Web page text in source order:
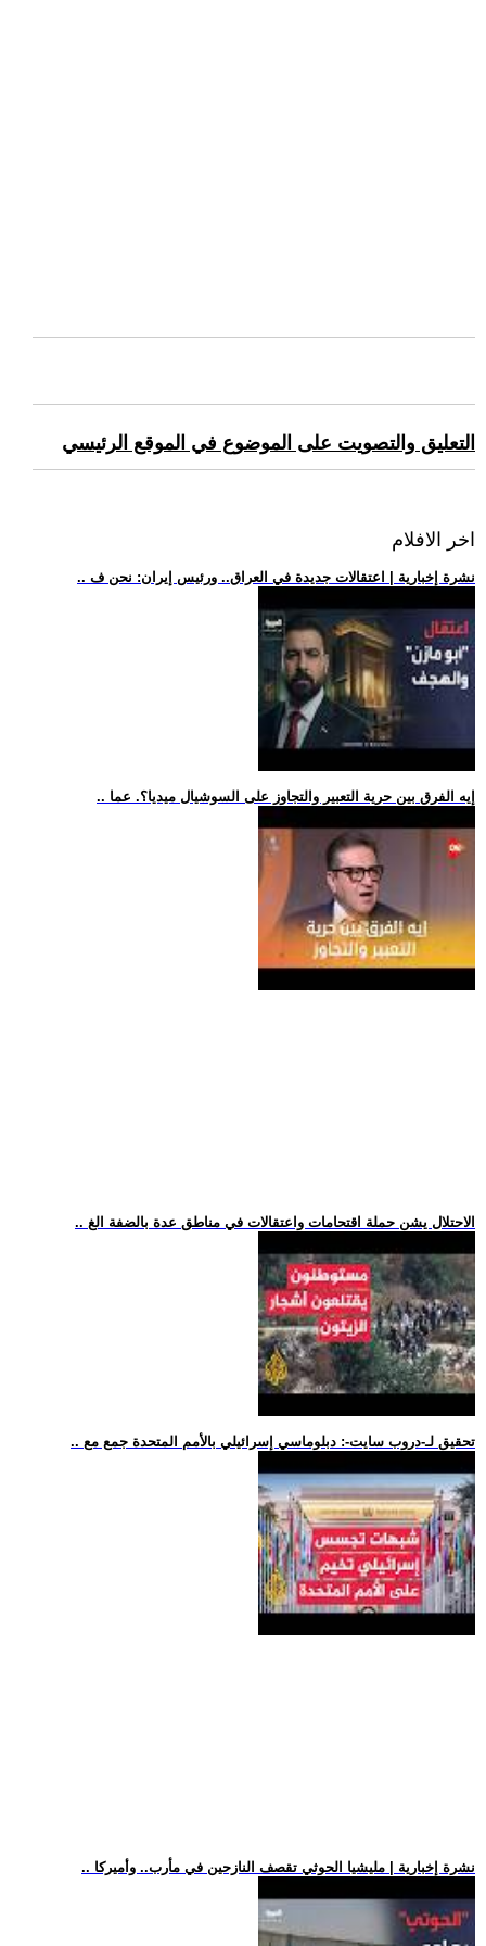
التعليق والتصويت على الموضوع في الموقع الرئيسي
اخر الافلام
.. نشرة إخبارية | اعتقالات جديدة في العراق.. ورئيس إيران: نحن ف
.. إيه الفرق بين حرية التعبير والتجاوز على السوشيال ميديا؟. عما
.. الاحتلال يشن حملة اقتحامات واعتقالات في مناطق عدة بالضفة الغ
.. تحقيق لـ-دروب سايت-: دبلوماسي إسرائيلي بالأمم المتحدة جمع مع
.. نشرة إخبارية | مليشيا الحوثي تقصف النازحين في مأرب.. وأميركا